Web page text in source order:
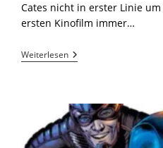
Cates nicht in erster Linie
ersten Kinofilm immer…
Weiterlesen